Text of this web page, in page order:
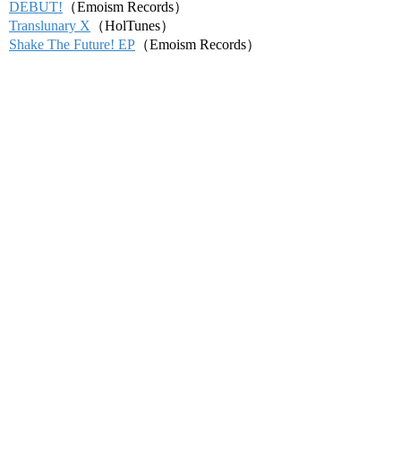
DEBUT! （Emoism Records）
Translunary X （HolTunes）
Shake The Future! EP （Emoism Records）